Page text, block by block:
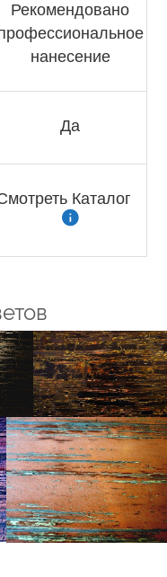
Рекомендовано
нанесение
Да
Каталог